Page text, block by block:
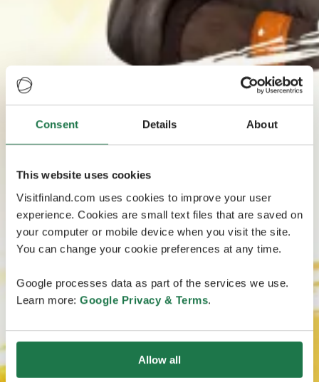
Consent Details About
This website uses cookies
Visitfinland.com uses cookies to improve your user
experience. Cookies are small text files that are saved on
your computer or mobile device when you visit the site.
You can change your cookie preferences at any time.
Google processes data as part of the services we use.
Learn more: Google Privacy & Terms.
Allow all